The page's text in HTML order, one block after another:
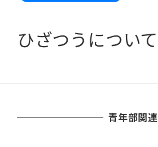
ひざつうについて
青年部関連